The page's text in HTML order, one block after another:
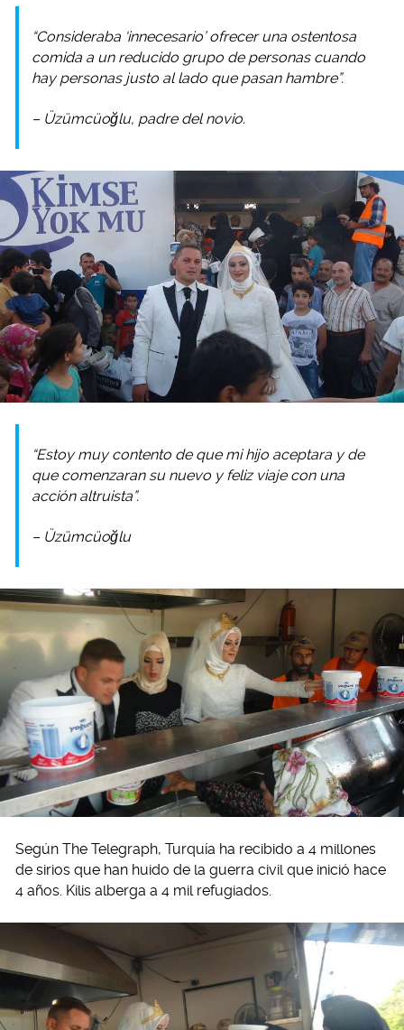
“Consideraba ‘innecesario’ ofrecer una ostentosa
comida a un reducido grupo de personas cuando
hay personas justo al lado que pasan hambre”.
– Üzümcüoğlu, padre del novio.
“Estoy muy contento de que mi hijo aceptara y de
que comenzaran su nuevo y feliz viaje con una
acción altruista”.
– Üzümcüoğlu
Según The Telegraph, Turquía ha recibido a 4 millones
de sirios que han huido de la guerra civil que inició hace
4 años. Kilis alberga a 4 mil refugiados.